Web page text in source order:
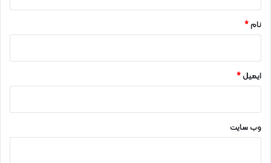
نام*
ایمیل*
وب‌ سایت